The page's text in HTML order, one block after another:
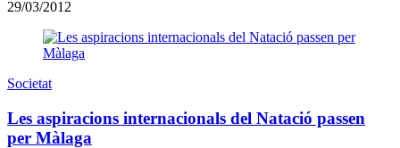
29/03/2012
Societat
Les aspiracions internacionals del Natació passen
per Màlaga